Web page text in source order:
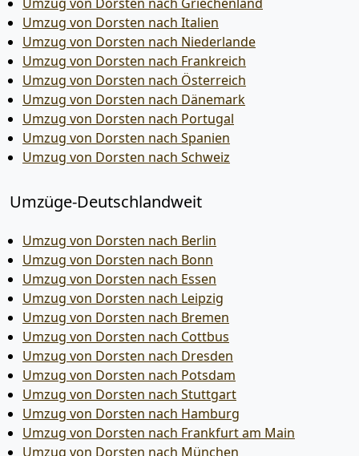
Umzug von Dorsten nach Italien
Umzug von Dorsten nach Niederlande
Umzug von Dorsten nach Frankreich
Umzug von Dorsten nach Österreich
Umzug von Dorsten nach Dänemark
Umzug von Dorsten nach Portugal
Umzug von Dorsten nach Spanien
Umzug von Dorsten nach Schweiz
Umzüge-Deutschlandweit
Umzug von Dorsten nach Berlin
Umzug von Dorsten nach Bonn
Umzug von Dorsten nach Essen
Umzug von Dorsten nach Leipzig
Umzug von Dorsten nach Bremen
Umzug von Dorsten nach Cottbus
Umzug von Dorsten nach Dresden
Umzug von Dorsten nach Potsdam
Umzug von Dorsten nach Stuttgart
Umzug von Dorsten nach Hamburg
Umzug von Dorsten nach Frankfurt am Main
Umzug von Dorsten nach München